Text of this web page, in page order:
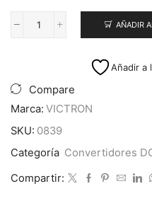
Conversor
24/12-
cantidad
AÑADIR
Añadir a
Compare
Marca: VICTRON
SKU: 0839
Categoría Convertidores
Compartir: